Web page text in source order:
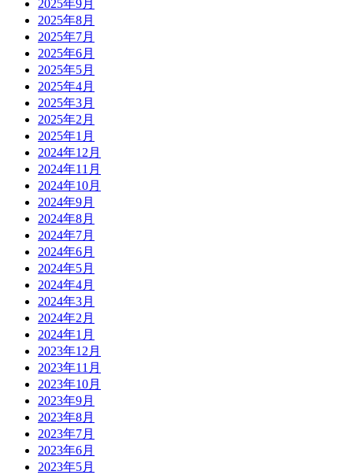
2025年9月
2025年8月
2025年7月
2025年6月
2025年5月
2025年4月
2025年3月
2025年2月
2025年1月
2024年12月
2024年11月
2024年10月
2024年9月
2024年8月
2024年7月
2024年6月
2024年5月
2024年4月
2024年3月
2024年2月
2024年1月
2023年12月
2023年11月
2023年10月
2023年9月
2023年8月
2023年7月
2023年6月
2023年5月